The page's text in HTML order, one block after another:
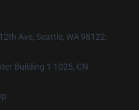
Ave, Seattle, WA 98122,
Building 1 1025, CN